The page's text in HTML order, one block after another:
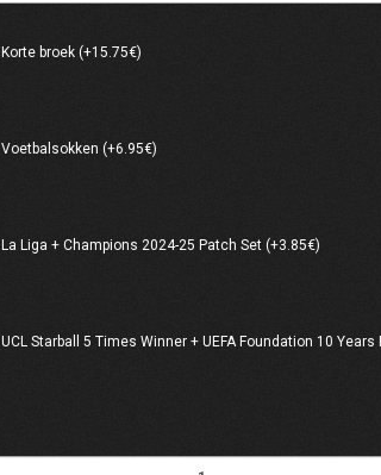
Korte broek (+15.75€)
Voetbalsokken (+6.95€)
La Liga + Champions 2024-25 Patch Set (+3.85€)
UCL Starball 5 Times Winner + UEFA Foundation 10